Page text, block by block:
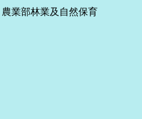
業部林業及自然保育